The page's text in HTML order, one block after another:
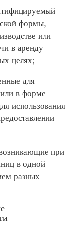
формы,
или
в аренду
целях;
для
в форме
использования
при
в одной
разных